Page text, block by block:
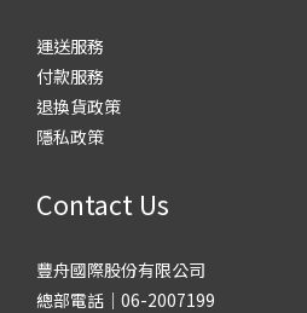
運送服務
付款服務
退換貨政策
隱私政策
Contact Us
豐舟國際股份有限公司
總部電話｜06-2007199